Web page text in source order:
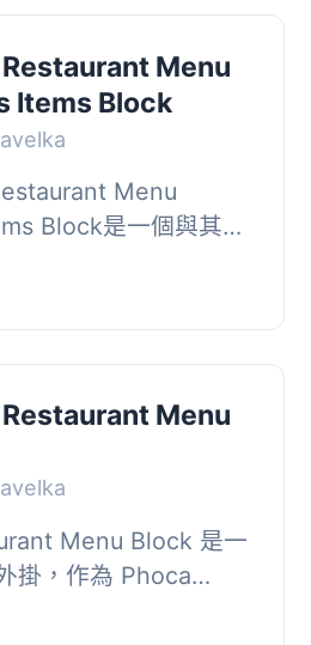
Menu
Items Block
Menu
Block是一個與其父
式。這個外掛程式可
W...
Menu
Menu Block 是一
掛，作為 Phoca